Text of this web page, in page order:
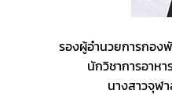
รองผู้อำนว
นักวิชาก
นางส